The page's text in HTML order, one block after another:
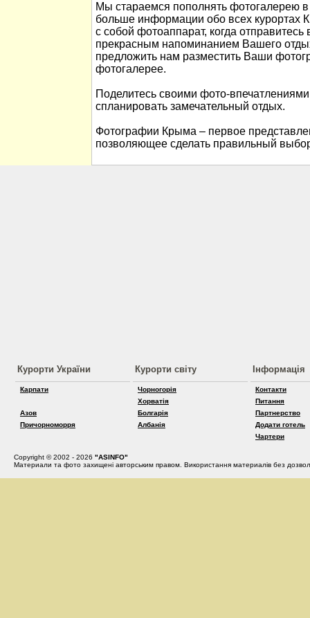
Мы стараемся пополнять фотогалерею
больше информации обо всех курортах
с собой фотоаппарат, когда
прекрасным напоминанием Вашего
предложить нам разместить Ваши
фотогалерее.
Поделитесь своими фото-
спланировать замечательный отдых.
Фотографии Крыма – первое
позволяющее сделать правильный
Курорти України
Карпати
Азов
Причорноморря
Курорти світу
Чорногорія
Хорватія
Болгарія
Албанія
Інформація
Контакти
Питання
Партнерство
Додати готель
Чартери
Copyright © 2002 - 2026 "ASINFO"
Материали та фото захищені авторським правом. Використання материалів без